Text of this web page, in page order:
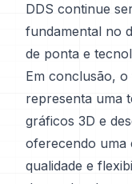
DDS continue
fundamental no
de ponta e
Em conclusão,
representa uma
gráficos 3D e
oferecendo uma
qualidade e